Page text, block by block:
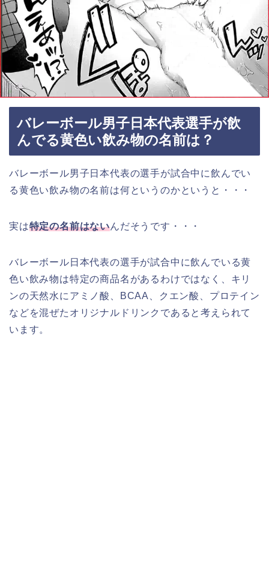
バレーボール男子日本代表選手が飲
んでる黄色い飲み物の名前は？
バレーボール男子日本代表の選手が試合中に飲んでい
る黄色い飲み物の名前は何というのかというと・・・
実は特定の名前はないんだそうです・・・
バレーボール日本代表の選手が試合中に飲んでいる黄
色い飲み物は特定の商品名があるわけではなく、キリ
ンの天然水にアミノ酸、BCAA、クエン酸、プロテイン
などを混ぜたオリジナルドリンクであると考えられて
います。